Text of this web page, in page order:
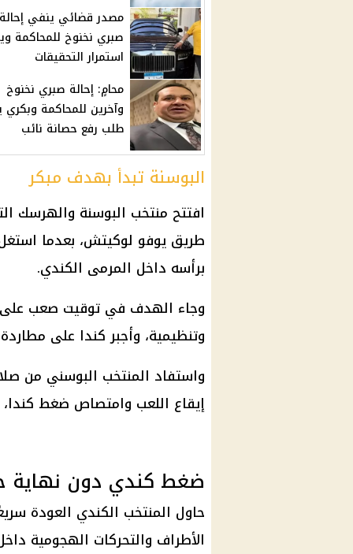
مصدر قضائي ينفي إحالة
صبري نخنوخ للمحاكمة
استمرار التحقيقات
محامٍ: إحالة صبري نخنوخ
وآخرين للمحاكمة
طلب رفع حصانة نائب
البوسنة تبدأ بهدف مبكر
طريق يوفو لوكيتش، بعدما
برأسه داخل المرمى الكندي.
وجاء الهدف في توقيت صعب على
وتنظيمية، وأجبر كندا على مطاردة
واستفاد المنتخب البوسني من
إيقاع اللعب وامتصاص ضغط
ضغط كندي دون نهاية
حاول المنتخب الكندي العودة
الأطراف والتحركات الهجومية